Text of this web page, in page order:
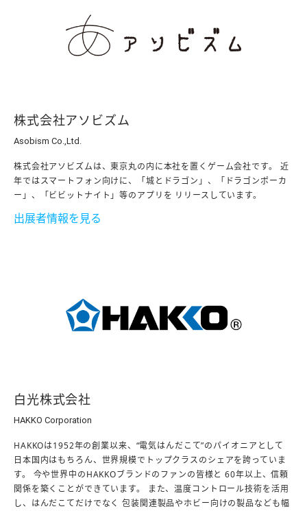
株式会社アソビズム
Asobism Co.,Ltd.
株式会社アソビズムは、東京丸の内に本社を置くゲーム会社です。 近
年ではスマートフォン向けに、「城とドラゴン」、「ドラゴンポーカ
ー」、「ビビットナイト」等のアプリを リリースしています。
出展者情報を見る
白光株式会社
HAKKO Corporation
HAKKOは1952年の創業以来、“電気はんだこて”のパイオニアとして
日本国内はもちろん、世界規模でトップクラスのシェアを誇っていま
す。 今や世界中のHAKKOブランドのファンの皆様と 60年以上、信頼
関係を築くことができています。 また、温度コントロール技術を活用
し、はんだこてだけでなく 包装関連製品やホビー向けの製品なども幅